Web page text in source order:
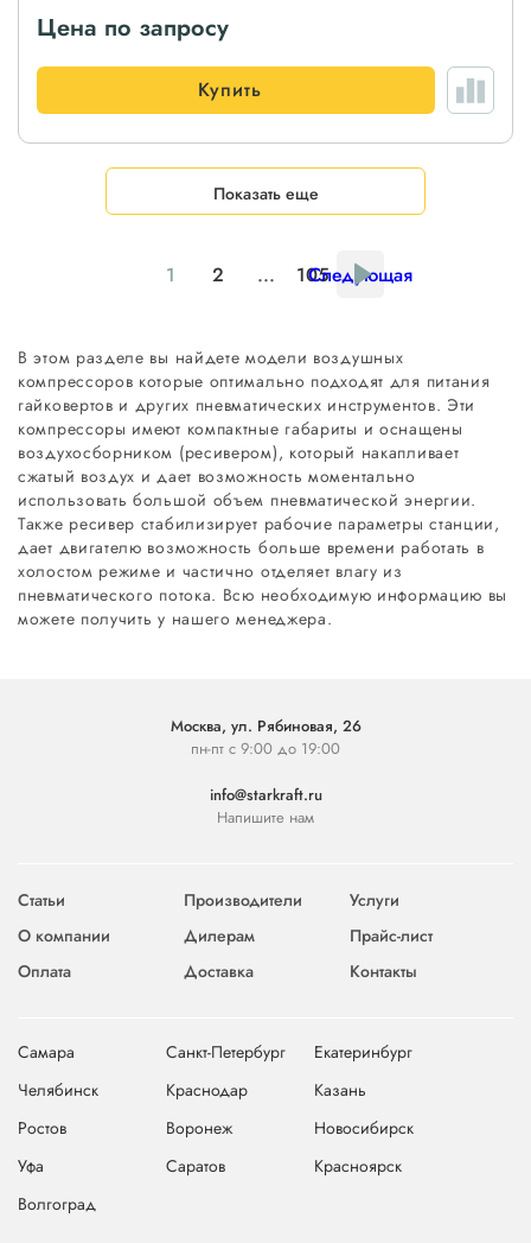
Цена по запросу
Купить
Показать еще
1 2 ... 105
Следующая
В этом разделе вы найдете модели воздушных
компрессоров которые оптимально подходят для питания
гайковертов и других пневматических инструментов. Эти
компрессоры имеют компактные габариты и оснащены
воздухосборником (ресивером), который накапливает
сжатый воздух и дает возможность моментально
использовать большой объем пневматической энергии.
Также ресивер стабилизирует рабочие параметры станции,
дает двигателю возможность больше времени работать в
холостом режиме и частично отделяет влагу из
пневматического потока. Всю необходимую информацию вы
можете получить у нашего менеджера.
Москва, ул. Рябиновая, 26
пн-пт с 9:00 до 19:00
info@starkraft.ru
Напишите нам
Статьи Производители
Услуги
О компании
Дилерам
Прайс-лист
Оплата
Доставка Контакты
Самара Санкт-Петербург
Екатеринбург
Челябинск
Краснодар
Казань
Ростов
Воронеж
Новосибирск
Уфа
Саратов
Красноярск
Волгоград